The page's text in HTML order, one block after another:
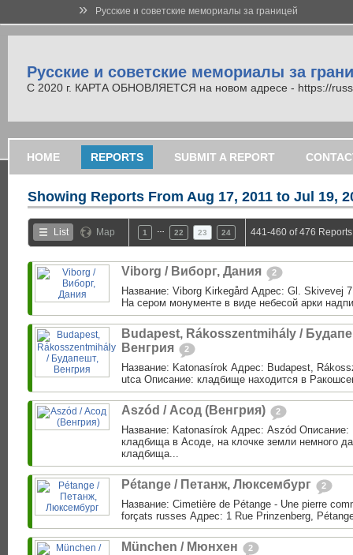
» Русские и советские мемориалы за границей
Русские и советские мемориалы за
С 2020 г. КАРТА ОБНОВЛЯЕТСЯ на новом адресе - https://
HOME REPORTS SUBMIT A REPORT
Showing Reports From Aug 17, 2011 to Jul 19,
List Map 1 22 23 24 441-460 of 476 Reports
Viborg / Виборг, Дания 2
Название: Viborg Kirkegård Адрес: Gl. Skivevej
На сером монументе в виде небесой арки
Budapest, Rákosszentmihály /
Венгрия
2
Название: Katonasírok Адрес: Budapest,
utca Описание: кладбище находится в
Aszód / Асод (Венгрия) 2
Название: Katonasírok Адрес: Aszód
кладбища в Асоде, на клочке земли немного
кладбища...
Pétange / Петанж, Люксембург 2
Название: Cimetière de Pétange - Une pierre
forçats russes Адрес: 1 Rue Prinzenberg,
München / Mюнхен 2